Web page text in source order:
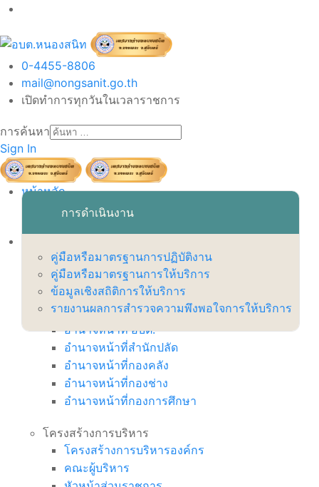
0-4455-8806
mail@nongsanit.go.th
เปิดทำการทุกวันในเวลาราชการ
การค้นหา
Sign In
หน้าหลัก
เข้าสู่ระบบ
สภาพพื้นฐานทั่วไป
วิสัยทัศน์ พันธกิจ ยุทธศาสตร์
ตราสัญลักษณ์
อำนาจหน้าที่
อำนาจหน้าที่ อบต.
อำนาจหน้าที่สำนักปลัด
อำนาจหน้าที่กองคลัง
อำนาจหน้าที่กองช่าง
อำนาจหน้าที่กองการศึกษา
โครงสร้างการบริหาร
โครงสร้างการบริหารองค์กร
คณะผู้บริหาร
การดำเนินงาน
คู่มือหรือมาตรฐานการปฏิบัติงาน
คู่มือหรือมาตรฐานการให้บริการ
ข้อมูลเชิงสถิติการให้บริการ
รายงานผลการสำรวจความพึงพอใจการให้บริการ